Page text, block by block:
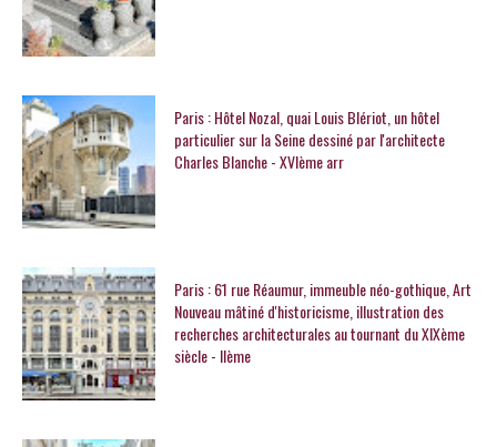
Paris : Hôtel Nozal, quai Louis Blériot, un hôtel
particulier sur la Seine dessiné par l'architecte
Charles Blanche - XVIème arr
Paris : 61 rue Réaumur, immeuble néo-gothique, Art
Nouveau mâtiné d'historicisme, illustration des
recherches architecturales au tournant du XIXème
siècle - IIème